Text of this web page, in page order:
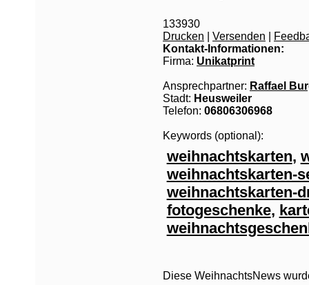
133930
Drucken
Versenden
Kontakt-Informationen:
Firma: Unikatprint
Ansprechpartner: Raffael
Stadt: Heusweiler
Telefon: 06806306968
Keywords (optional):
weihnachtskarten,
weihnachtskarten-
weihnachtskarten-
fotogeschenke,
Diese WeihnachtsNews